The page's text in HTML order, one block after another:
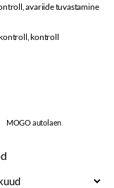
avariide tuvastamine
kontroll
MOGO autolaen